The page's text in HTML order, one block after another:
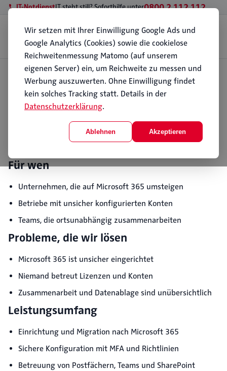
IT-NotdienstIT steht still? Soforthilfe unter0800 2 112 112
GeschäftskundenPrivatkunden Standorte WissenÜber PC112
Kontakt
Geschäftskunden Microsoft 365
Microsoft 365
PC112 richtet Microsoft 365 sicher ein, betreut es im
Alltag und sorgt dafür, dass E-Mail, Teams, SharePoint
und OneDrive zuverlässig und geschützt laufen,
Für wen
Unternehmen, die auf Microsoft 365 umsteigen
Betriebe mit unsicher konfigurierten Konten
Teams, die ortsunabhängig zusammenarbeiten
Probleme, die wir lösen
Microsoft 365 ist unsicher eingerichtet
Niemand betreut Lizenzen und Konten
Zusammenarbeit und Datenablage sind unübersichtlich
Leistungsumfang
Einrichtung und Migration nach Microsoft 365
Sichere Konfiguration mit MFA und Richtlinien
Betreuung von Postfächern, Teams und SharePoint
Wir setzen mit Ihrer Einwilligung Google Ads und
Google Analytics (Cookies) sowie die cookielose
Reichweitenmessung Matomo (auf unserem
eigenen Server) ein, um Reichweite zu messen und
Werbung auszuwerten. Ohne Einwilligung findet
kein solches Tracking statt. Details in der
Datenschutzerklärung.
Ablehnen Akzeptieren